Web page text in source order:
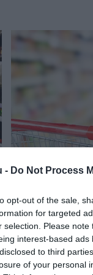
- Do Not Process
opt-out of the sale,
for targeted
selection. Please
interest-based
to third
of your personal
PIACOK
Akciózásra
A kormány az árak